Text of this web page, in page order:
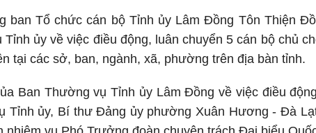
ban Tổ chức cán bộ Tỉnh ủy Lâm Đồng Tôn Thiện
ủy về việc điều động, luân chuyển 5 cán bộ chủ
tại các sở, ban, ngành, xã, phường trên địa bàn tỉnh.
Ban Thường vụ Tỉnh ủy Lâm Đồng về việc điều
Tỉnh ủy, Bí thư Đảng ủy phường Xuân Hương - Đà